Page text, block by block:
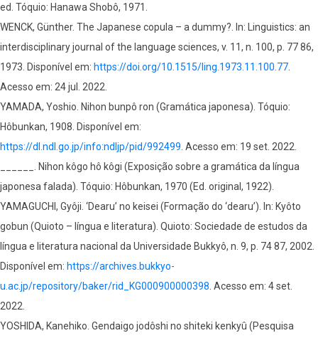
ed. Tóquio: Hanawa Shobô, 1971.
WENCK, Günther. The Japanese copula – a dummy?. In: Linguistics: an
interdisciplinary journal of the language sciences, v. 11, n. 100, p. 77 86,
1973. Disponível em: https://doi.org/10.1515/ling.1973.11.100.77
Acesso em: 24 jul. 2022.
YAMADA, Yoshio. Nihon bunpô ron (Gramática japonesa). Tóquio:
Hôbunkan, 1908. Disponível em:
https://dl.ndl.go.jp/info:ndljp/pid/992499 . Acesso em: 19 set. 2022.
______. Nihon kôgo hô kôgi (Exposição sobre a gramática da língua
japonesa falada). Tóquio: Hôbunkan, 1970 (Ed. original, 1922).
YAMAGUCHI, Gyôji. ‘Dearu’ no keisei (Formação do ‘dearu’). In: Kyôto
gobun (Quioto – língua e literatura). Quioto: Sociedade de estudos da
língua e literatura nacional da Universidade Bukkyô, n. 9, p. 74 87, 2002.
Disponível em: https://archives.bukkyo-
u.ac.jp/repository/baker/rid_KG000900000398 . Acesso em: 4 set.
2022.
YOSHIDA, Kanehiko. Gendaigo jodôshi no shiteki kenkyû (Pesquisa